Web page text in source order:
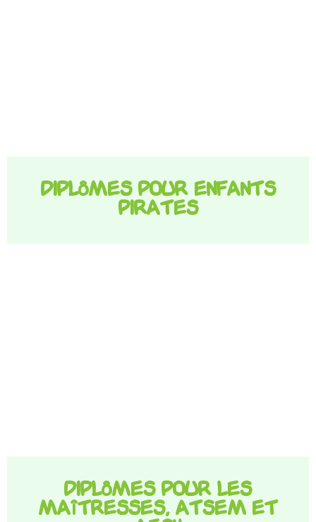
Diplômes pour enfants
pirates
Diplômes pour les
maîtresses, ATSEM et